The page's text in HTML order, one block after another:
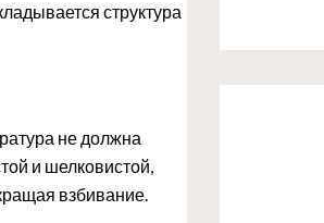
структура
не должна
и шелковистой,
взбивание.